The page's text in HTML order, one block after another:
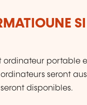
portable
seront
disponibles.